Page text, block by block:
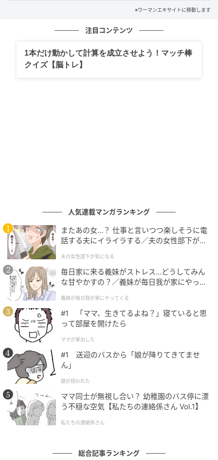
ウーマンエキサイト
※ウーマンエキサイトに移動します
注目コンテンツ
1本だけ動かして計算を成立させよう！マッチ棒
クイズ【脳トレ】
人気連載マンガランキング
またあの女…？ 仕事と言いつつ楽しそうに電
話する夫にイライラする／夫の女性部下が気
夫の女性部下が気になる
毎日家に来る義妹がストレス…どうしてみん
な甘やかすの？／義妹が毎日我が家にやって
が】
義妹が毎日我が家にやってくる
#1 「ママ、生きてるよね？」寝ていると思
って部屋を開けたら
ママが家出した
#1 送迎のバスから「娘が降りてきてませ
ん」
娘が拐われた
ママ同士が無視し合い？ 幼稚園のバス停に漂
う不穏な空気【私たちの連絡係さん Vol.1】
私たちの連絡係さん
総合記事ランキング